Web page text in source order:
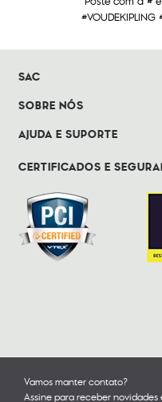
#VOUDEKIPLING
SAC
SOBRE NÓS
AJUDA E SUPORTE
CERTIFICADOS E
Vamos manter contato?
Assine para receber novidades